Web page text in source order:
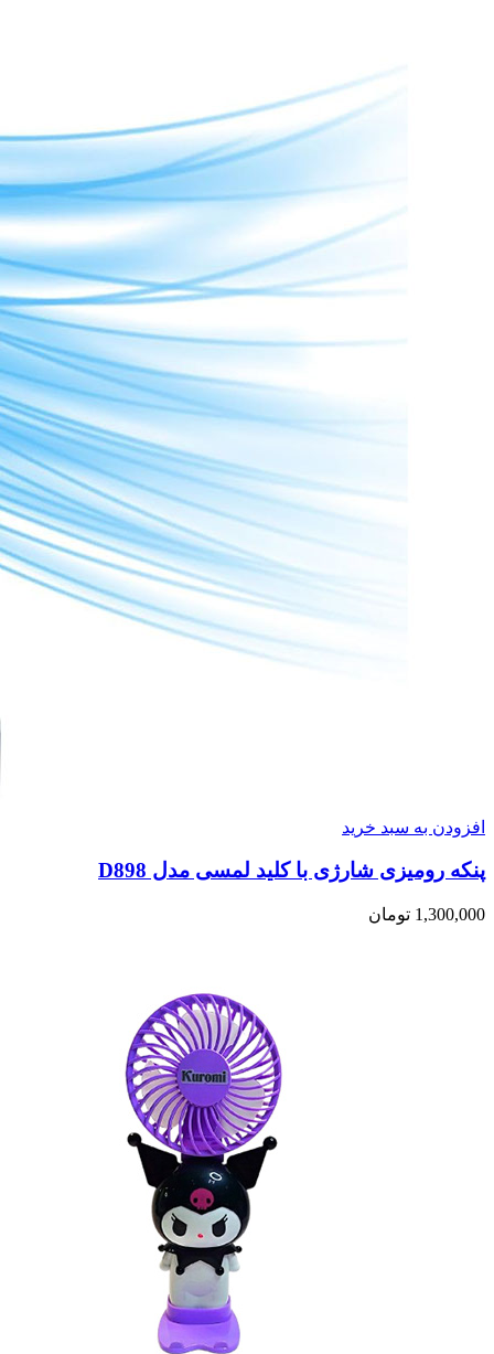
افزودن به سبد خرید
پنکه رومیزی شارژی با کلید لمسی مدل D898
1,300,000 تومان